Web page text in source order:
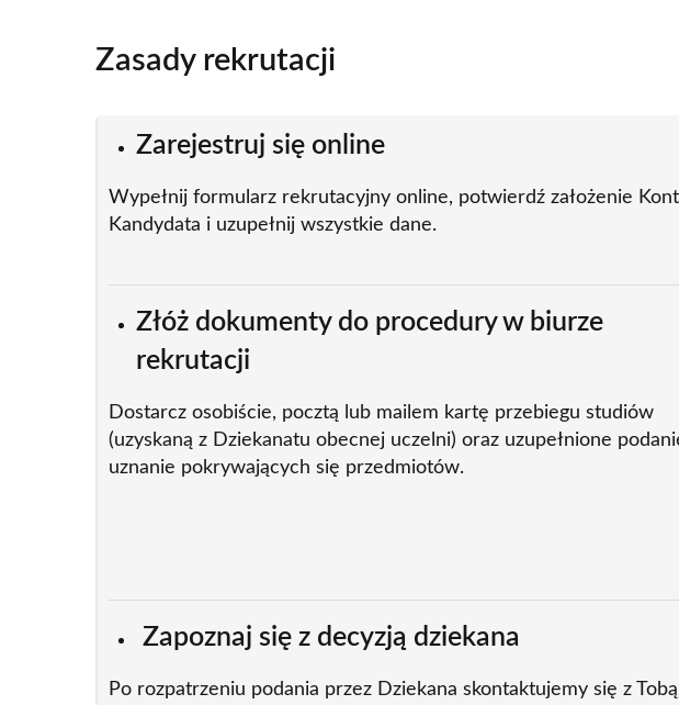
Zasady rekrutacji
Zarejestruj się online
Wypełnij formularz rekrutacyjny online, potwierdź założenie
Kandydata i uzupełnij wszystkie dane.
Złóż dokumenty do procedury w biurze
rekrutacji
Dostarcz osobiście, pocztą lub mailem kartę przebiegu studiów
(uzyskaną z Dziekanatu obecnej uczelni) oraz uzupełnione
uznanie pokrywających się przedmiotów.
Zapoznaj się z decyzją dziekana
Po rozpatrzeniu podania przez Dziekana skontaktujemy się z